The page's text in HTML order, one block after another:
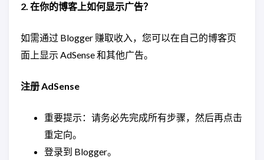
2. 在你的博客上如何显示广告？
如需通过 Blogger 赚取收入，您可以在自己的博客页
面上显示 AdSense 和其他广告。
注册 AdSense
重要提示：请务必先完成所有步骤，然后再点击
重定向。
登录到 Blogger。